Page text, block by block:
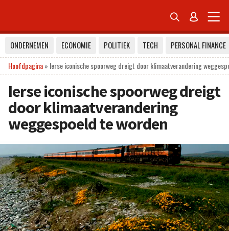
 
ONDERNEMEN ECONOMIE POLITIEK TECH
PERSONAL FINANCE
Hoofdpagina» Ierse iconische spoorweg dreigt door klimaatverandering
Ierse iconische spoorweg dreigt
door klimaatverandering
weggespoeld te worden